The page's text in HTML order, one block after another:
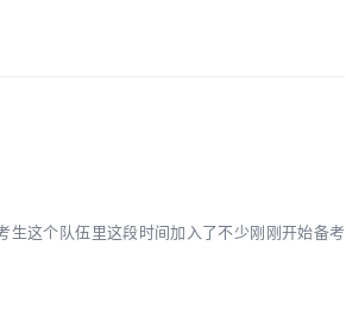
生这个队伍里这段时间加入了不少刚刚开始备考